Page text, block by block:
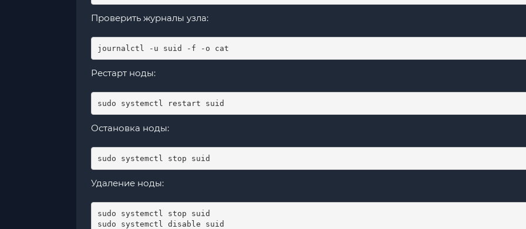
Проверить журналы узла:
journalctl -u suid -f -o cat
Рестарт ноды:
sudo systemctl restart suid
Остановка ноды:
sudo systemctl stop suid
Удаление ноды:
sudo systemctl stop suid
sudo systemctl disable suid